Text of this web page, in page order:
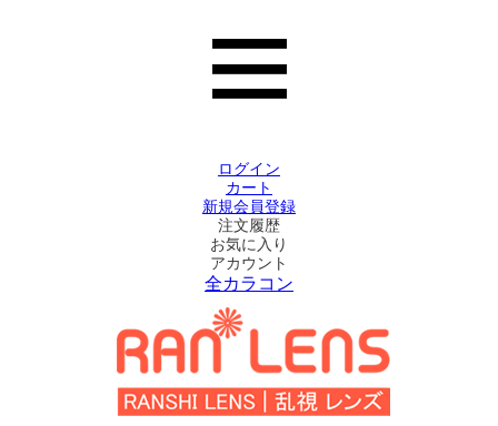
ログイン
カート
新規会員登録
注文履歴
お気に入り
アカウント
全カラコン